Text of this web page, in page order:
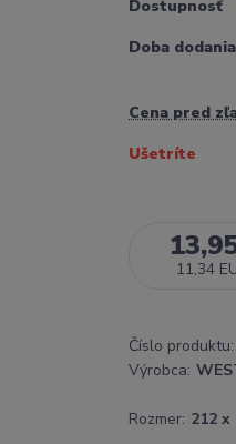
Dostupnosť
Doba dodania
Cena pred
Ušetríte
11,34
Číslo produktu:
Výrobca:
Rozmer: 212 x